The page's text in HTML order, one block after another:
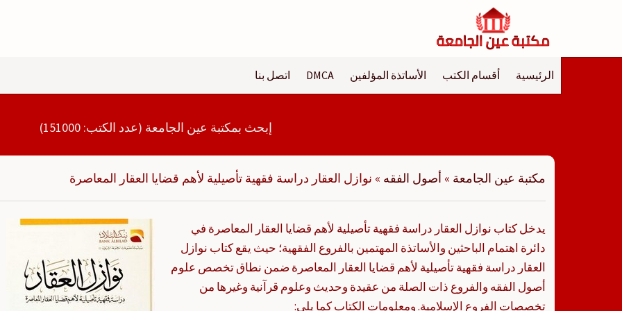
الرئيسية أقسام الكتب الأساتذة المؤلفين DMCA اتصل بنا
إبحث بمكتبة عين الجامعة (عدد الكتب: 151000)
مكتبة عين الجامعة » أصول الفقه » نوازل العقار دراسة فقهية تأصيلية لأهم قضايا العقار المعاصرة
يدخل كتاب نوازل العقار دراسة فقهية تأصيلية لأهم قضايا العقار المعاصرة في
دائرة اهتمام الباحثين والأساتذة المهتمين بالفروع الفقهية؛ حيث يقع كتاب نوازل
العقار دراسة فقهية تأصيلية لأهم قضايا العقار المعاصرة ضمن نطاق تخصص علوم
أصول الفقه والفروع ذات الصلة من عقيدة وحديث وعلوم قرآنية وغيرها من
تخصصات الفروع الإسلامية. ومعلومات الكتاب كما يلي: